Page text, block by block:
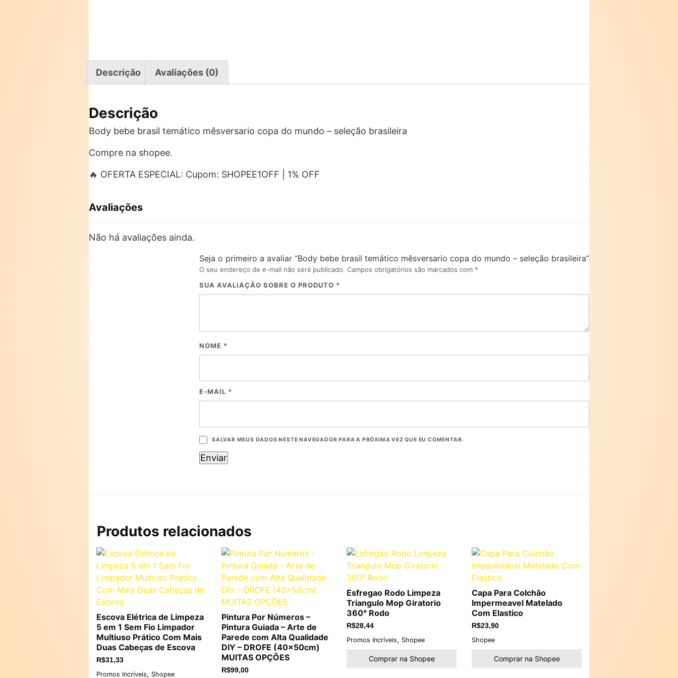
Descrição Avaliações (0)
Descrição
Body bebe brasil temático mêsversario copa do mundo – seleção brasileira
Compre na shopee.
🔥 OFERTA ESPECIAL: Cupom: SHOPEE1OFF | 1% OFF
Avaliações
Não há avaliações ainda.
Seja o primeiro a avaliar “Body bebe brasil temático mêsversario copa do mundo – seleção brasileira”
O seu endereço de e-mail não será publicado. Campos obrigatórios são marcados com *
SUA AVALIAÇÃO SOBRE O PRODUTO *
NOME *
E-MAIL *
SALVAR MEUS DADOS NESTE NAVEGADOR PARA A PRÓXIMA VEZ QUE EU COMENTAR.
Produtos relacionados
Escova Elétrica de Limpeza
5 em 1 Sem Fio Limpador
Multiuso Prático Com Mais
Duas Cabeças de Escova
R$31,33
Promos Incríveis, Shopee
Pintura Por Números –
Pintura Guiada – Arte de
Parede com Alta Qualidade
DIY – DROFE (40x50cm)
MUITAS OPÇÕES
R$99,00
Esfregao Rodo Limpeza
Triangulo Mop Giratorio
360° Rodo
R$28,44
Promos Incríveis, Shopee
Comprar na Shopee
Capa Para Colchão
Impermeavel Matelado
Com Elastico
R$23,90
Shopee
Comprar na Shopee